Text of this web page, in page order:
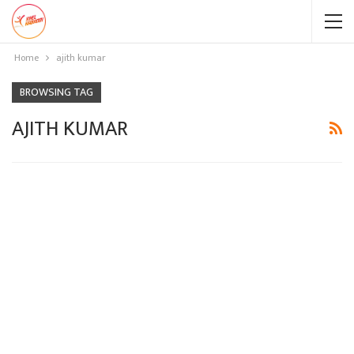
Home ajith kumar
BROWSING TAG
AJITH KUMAR